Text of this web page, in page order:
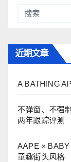
近期文章
A BATHING
不弹窗、不强
两年跟踪评测
AAPE ×
童趣街头风格